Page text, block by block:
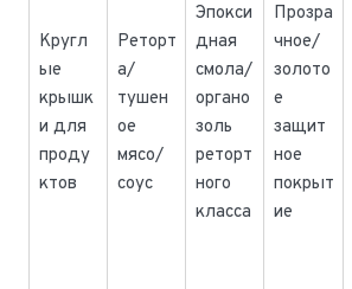
Кругл
ые
крышк
и для
проду
ктов
Реторт
а/
тушен
ое
мясо/
соус
Эпокси
дная
смола/
органо
золь
реторт
ного
класса
Прозра
чное/
золото
е
защит
ное
покрыт
ие